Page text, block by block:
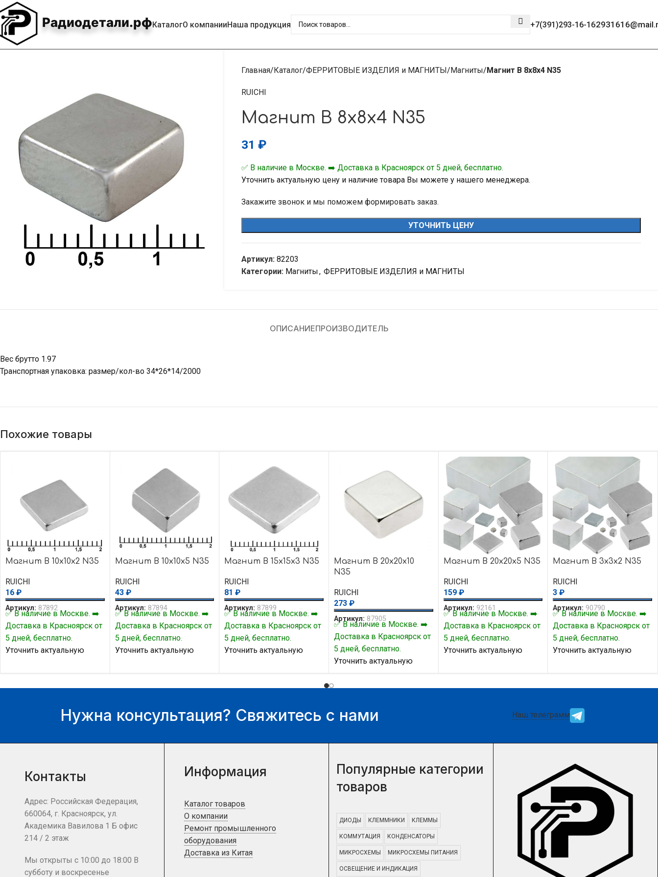
Радиодетали.рфКаталогО компанииНаша продукция +7(391)293-16-16
Главная Каталог ФЕРРИТОВЫЕ ИЗДЕЛИЯ и МАГНИТЫ Магниты Магнит B 8x8x4 N35
RUICHI
Магнит B 8x8x4 N35
31 ₽
✅ В наличие в Москве. ➡️ Доставка в Красноярск от 5 дней, бесплатно.
Уточнить актуальную цену и наличие товара Вы можете у нашего менеджера.
Закажите звонок и мы поможем формировать заказ.
УТОЧНИТЬ ЦЕНУ
Артикул: 82203
Категории: Магниты, ФЕРРИТОВЫЕ ИЗДЕЛИЯ и МАГНИТЫ
ОПИСАНИЕПРОИЗВОДИТЕЛЬ
Вес брутто 1.97
Транспортная упаковка: размер/кол-во 34*26*14/2000
Похожие товары
Магнит B 10x10x2 N35
RUICHI
16 ₽
Артикул: 87892
✅ В наличие в Москве. ➡️
Доставка в Красноярск от
5 дней, бесплатно.
Уточнить актуальную
можете у нашего
менеджера.
Магнит B 10x10x5 N35
RUICHI
43 ₽
Артикул: 87894
✅ В наличие в Москве. ➡️
Доставка в Красноярск от
5 дней, бесплатно.
Уточнить актуальную
можете у нашего
менеджера.
Магнит B 15x15x3 N35
RUICHI
81₽
Артикул: 87899
✅ В наличие в Москве. ➡️
Доставка в Красноярск от
5 дней, бесплатно.
Уточнить актуальную
можете у нашего
менеджера.
Магнит B 20x20x10
N35
RUICHI
273 ₽
Артикул: 87905
✅ В наличие в Москве. ➡️
Доставка в Красноярск от
5 дней, бесплатно.
Уточнить актуальную
цену и наличие товара Вы
можете у нашего
Магнит B 20x20x5 N35
RUICHI
159 ₽
Артикул: 92161
✅ В наличие в Москве. ➡️
Доставка в Красноярск от
5 дней, бесплатно.
Уточнить актуальную
можете у нашего
менеджера.
Магнит B 3x3x2 N35
RUICHI
3₽
Артикул: 90790
✅ В наличие в Москве. ➡️
Доставка в Красноярск от
5 дней, бесплатно.
Уточнить актуальную
можете у нашего
менеджера.
Нужна консультация? Свяжитесь с нами Наш телеграмм
Контакты
Адрес: Российская Федерация,
660064, г. Красноярск, ул.
Академика Вавилова 1 Б офис
214 / 2 этаж
Мы открыты с 10:00 до 18:00 В
субботу и воскресенье
Информация
Каталог товаров
О компании
Ремонт промышленного
оборудования
Доставка из Китая
Популярные категории
товаров
ДИОДЫ КЛЕММНИКИ КЛЕММЫ
КОММУТАЦИЯ КОНДЕНСАТОРЫ
МИКРОСХЕМЫ МИКРОСХЕМЫ ПИТАНИЯ
ОСВЕЩЕНИЕ И ИНДИКАЦИЯ